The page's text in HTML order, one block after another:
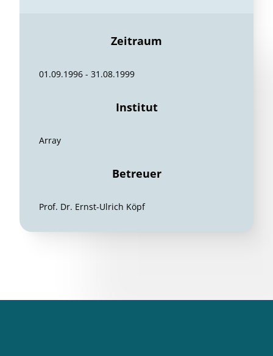
Zeitraum
01.09.1996 - 31.08.1999
Institut
Array
Betreuer
Prof. Dr. Ernst-Ulrich Köpf